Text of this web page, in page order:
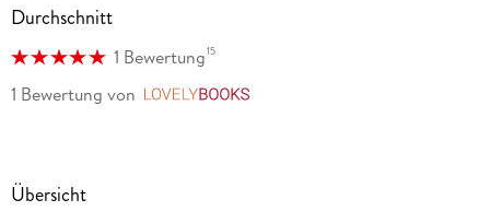
Durchschnitt
1 Bewertung15
1 Bewertung von
Übersicht